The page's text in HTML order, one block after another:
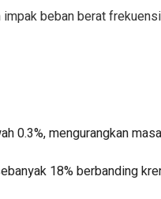
beban berat
0.3%, mengurangkan
18% berbanding